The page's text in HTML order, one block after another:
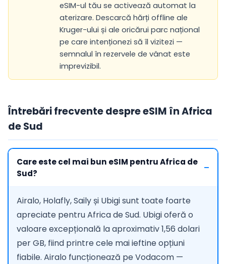
eSIM-ul tău se activează automat la
aterizare. Descarcă hărți offline ale
Kruger-ului și ale oricărui parc național
pe care intenționezi să îl vizitezi —
semnalul în rezervele de vânat este
imprevizibil.
Întrebări frecvente despre eSIM în Africa
de Sud
Care este cel mai bun eSIM pentru Africa de
Sud?
Airalo, Holafly, Saily și Ubigi sunt toate foarte
apreciate pentru Africa de Sud. Ubigi oferă o
valoare excepțională la aproximativ 1,56 dolari
per GB, fiind printre cele mai ieftine opțiuni
fiabile. Airalo funcționează pe Vodacom —